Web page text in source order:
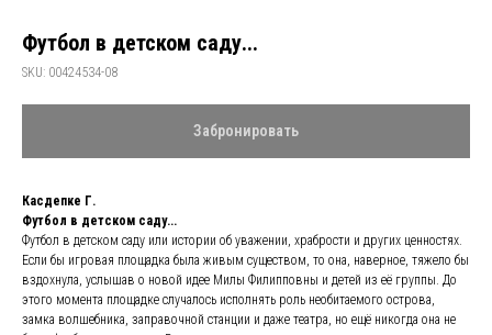
Футбол в детском саду...
SKU: 00424534-08
Забронировать
Касдепке Г.
Футбол в детском саду...
Футбол в детском саду или истории об уважении, храбрости и других ценностях.
Если бы игровая площадка была живым существом, то она, наверное, тяжело бы
вздохнула, услышав о новой идее Милы Филипповны и детей из её группы. До
этого момента площадке случалось исполнять роль необитаемого острова,
замка волшебника, заправочной станции и даже театра, но ещё никогда она не